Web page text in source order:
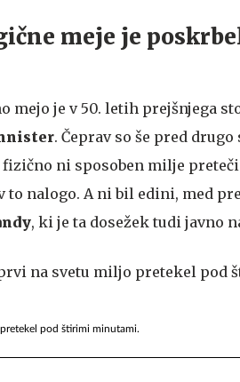
meje je
mejo je v 50. letih prejšnjega
. Čeprav so še pred
ni sposoben milje
to nalogo. A ni bil edini, med
, ki je ta dosežek tudi javno
pod štirimi minutami.